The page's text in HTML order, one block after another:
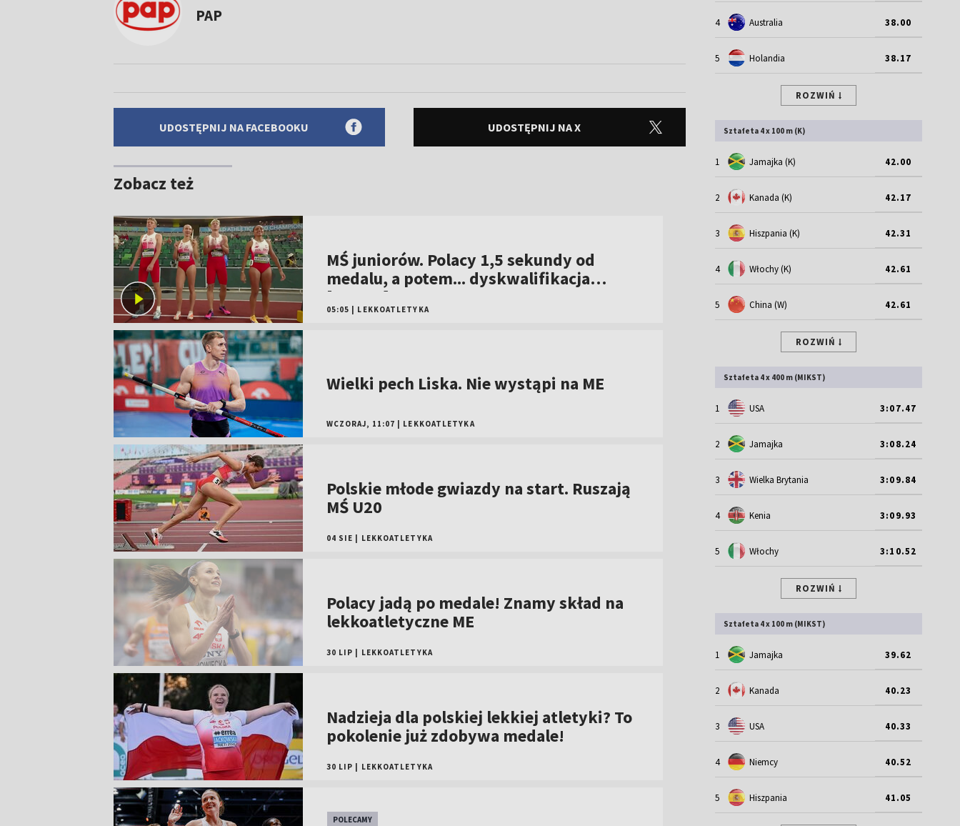
PAP
UDOSTĘPNIJ NA FACEBOOKU UDOSTĘPNIJ NA X
Zobacz też
MŚ juniorów. Polacy 1,5 sekundy od
medalu, a potem... dyskwalifikacja
[WIDEO]
05:05 LEKKOATLETYKA
Wielki pech Liska. Nie wystąpi na ME
WCZORAJ, 11:07 LEKKOATLETYKA
Polskie młode gwiazdy na start. Ruszają
MŚ U20
04 SIE LEKKOATLETYKA
Polacy jadą po medale! Znamy skład na
lekkoatletyczne ME
30 LIP LEKKOATLETYKA
Nadzieja dla polskiej lekkiej atletyki? To
pokolenie już zdobywa medale!
30 LIP LEKKOATLETYKA
POLECAMY
4 Australia 38.00
5 Holandia 38.17
ROZWIŃ
Sztafeta 4 x 100 m (K)
1 Jamajka (K) 42.00
2 Kanada (K) 42.17
3 Hiszpania (K) 42.31
4 Włochy (K) 42.61
5 China (W) 42.61
ROZWIŃ
Sztafeta 4 x 400 m (MIKST)
1 USA 3:07.47
2 Jamajka 3:08.24
3 Wielka Brytania 3:09.84
4 Kenia 3:09.93
5 Włochy 3:10.52
ROZWIŃ
Sztafeta 4 x 100 m (MIKST)
1 Jamajka 39.62
2 Kanada 40.23
3 USA 40.33
4 Niemcy 40.52
5 Hiszpania 41.05